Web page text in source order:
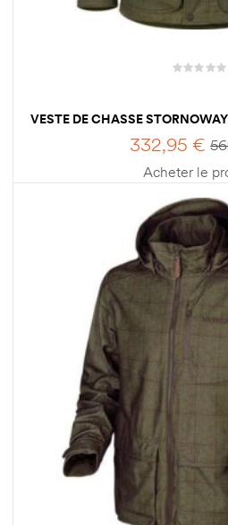
VESTE DE CHASSE
HARKILA
332,95 €
Acheter le